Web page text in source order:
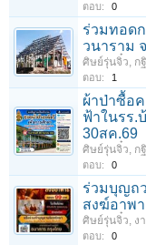
ตอบ: 0
ร่วมทอด
วนาราม
ศิษย์รุ่นจิ๋ว, ก
ตอบ: 1
ผ้าป่าซื้อค
ฟ้าในรร.
30สค.69
ศิษย์รุ่นจิ๋ว, ก
ตอบ: 0
ร่วมบุญถ
สงฆ์อาพ
ศิษย์รุ่นจิ๋ว, ง
ตอบ: 0